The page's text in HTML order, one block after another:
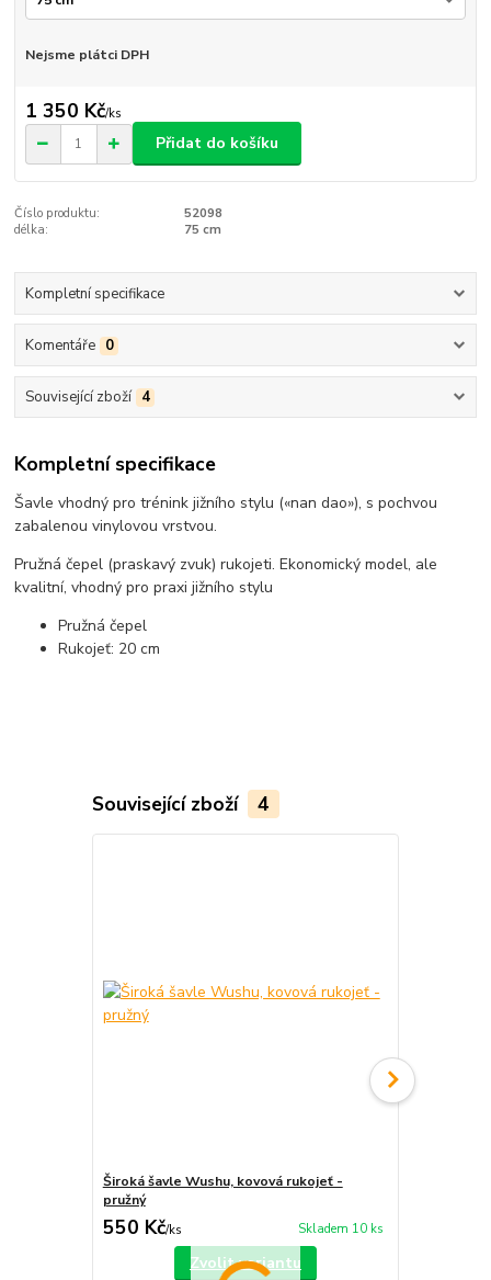
Nejsme plátci DPH
1 350 Kč/ks
Přidat do košíku
Číslo produktu:
52098
délka:
75 cm
Kompletní specifikace
Komentáře 0
Související zboží 4
Kompletní specifikace
Šavle vhodný pro trénink jižního stylu («nan dao»), s pochvou
zabalenou vinylovou vrstvou.
Pružná čepel (praskavý zvuk) rukojeti. Ekonomický model, ale
kvalitní, vhodný pro praxi jižního stylu
Pružná čepel
Rukojeť: 20 cm
Související zboží 4
Široká šavle Wushu, kovová rukojeť -
pružný
550 Kč/ks Skladem 10 ks
Zvolit variantu